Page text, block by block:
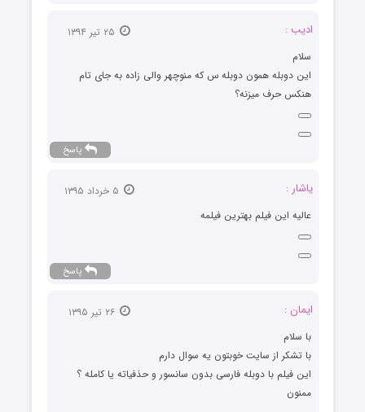
ادیب :
سلام
این دوبله همون دوبله س که منوچهر والی زاده به جای تام
هنکس حرف میزنه؟
پاسخ
یاشار :
عالیه این فیلم بهترین فیلمه
پاسخ
ایمان :
۲۶ تیر ۱۳۹۵
با سلام
با تشکر از سایت خوبتون یه سوال دارم
این فیلم با دوبله فارسی بدون سانسور و حذفیاته یا کامله ؟
ممنون